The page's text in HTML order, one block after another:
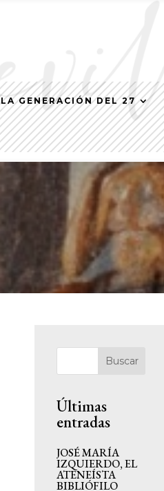
LA GENERACIÓN DEL 27
Buscar
Últimas
entradas
JOSÉ MARÍA
IZQUIERDO, EL
ATENEÍSTA
BIBLIÓFILO